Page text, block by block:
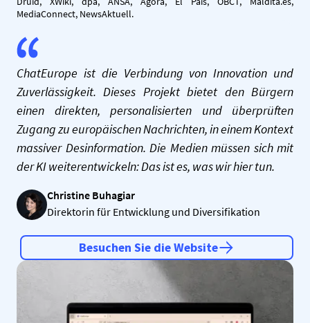
MediaConnect, NewsAktuell.
ChatEurope ist die Verbindung von Innovation und
Zuverlässigkeit. Dieses Projekt bietet den Bürgern
einen direkten, personalisierten und überprüften
Zugang zu europäischen Nachrichten, in einem Kontext
massiver Desinformation. Die Medien müssen sich mit
der KI weiterentwickeln: Das ist es, was wir hier tun.
Christine Buhagiar
Direktorin für Entwicklung und Diversifikation
Besuchen Sie die Website